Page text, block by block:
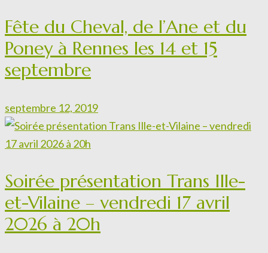
Fête du Cheval, de l’Ane et du
Poney à Rennes les 14 et 15
septembre
septembre 12, 2019
Soirée présentation Trans Ille-
et-Vilaine – vendredi 17 avril
2026 à 20h